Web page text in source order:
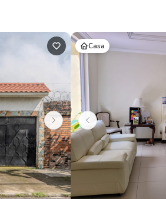
Casa